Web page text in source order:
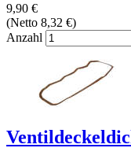
9,90 €
(Netto 8,32 €)
Anzahl